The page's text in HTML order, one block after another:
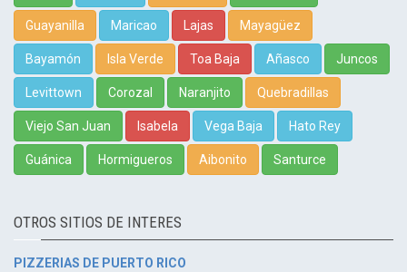
Guayanilla Maricao Lajas Mayagüez
Bayamón Isla Verde Toa Baja Añasco Juncos
Levittown Corozal Naranjito Quebradillas
Viejo San Juan Isabela Vega Baja Hato Rey
Guánica Hormigueros Aibonito Santurce
OTROS SITIOS DE INTERES
PIZZERIAS DE PUERTO RICO